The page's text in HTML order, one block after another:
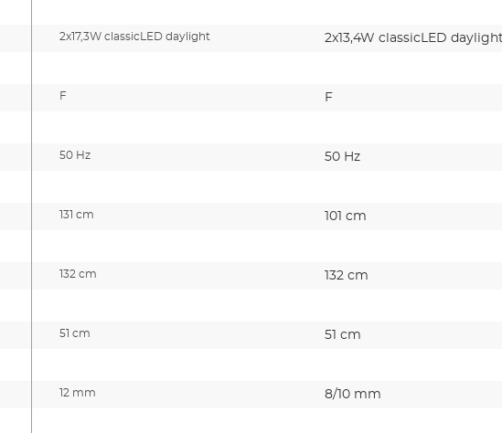
2x17,3W classicLED daylight 2x13,4W classicLED daylight
F F
50 Hz 50 Hz
131 cm 101 cm
132 cm 132 cm
51 cm 51 cm
12 mm 8/10 mm